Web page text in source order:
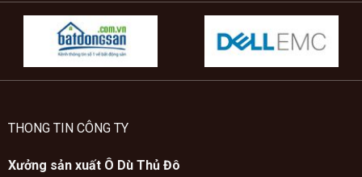
THONG TIN CÔNG TY
Xưởng sản xuất Ô Dù Thủ Đô